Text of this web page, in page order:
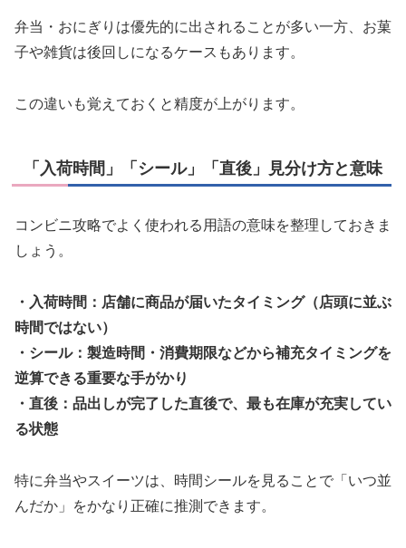
弁当・おにぎりは優先的に出されることが多い一方、お菓
子や雑貨は後回しになるケースもあります。
この違いも覚えておくと精度が上がります。
「入荷時間」「シール」「直後」見分け方と意味
コンビニ攻略でよく使われる用語の意味を整理しておきま
しょう。
・入荷時間：店舗に商品が届いたタイミング（店頭に並ぶ
時間ではない）
・シール：製造時間・消費期限などから補充タイミングを
逆算できる重要な手がかり
・直後：品出しが完了した直後で、最も在庫が充実してい
る状態
特に弁当やスイーツは、時間シールを見ることで「いつ並
んだか」をかなり正確に推測できます。